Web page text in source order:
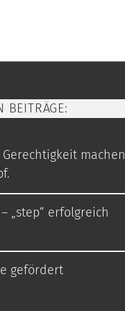
BEITRÄGE:
machen
„step“ erfolgreich
gefördert